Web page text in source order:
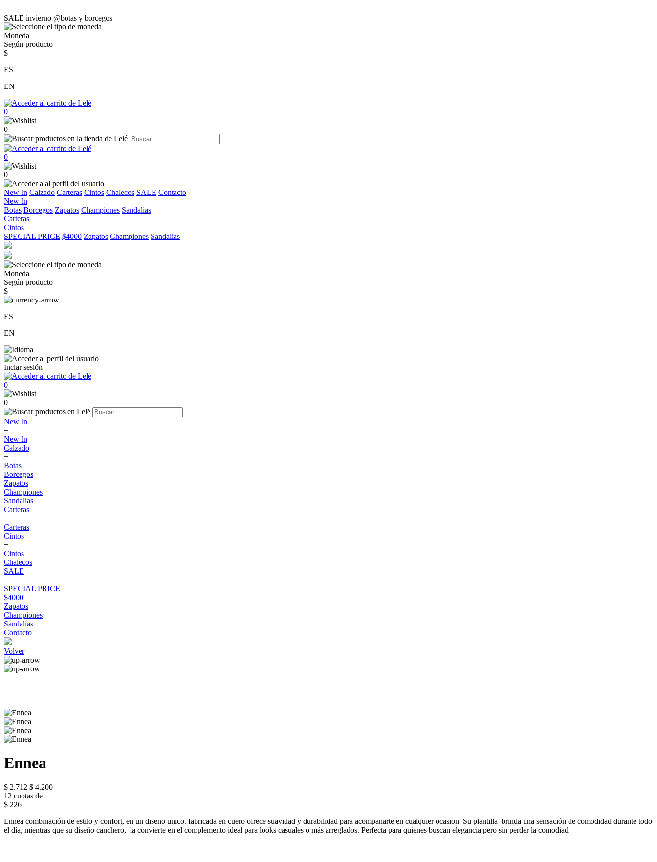
SALE invierno @botas y borcegos
Moneda
Según producto
$
ES
EN
0
0
0
0
New In Calzado Carteras Cintos Chalecos SALE Contacto
New In
Botas Borcegos Zapatos Championes Sandalias
Carteras
Cintos
SPECIAL PRICE $4000 Zapatos Championes Sandalias
Moneda
Según producto
$
ES
EN
Inciar sesión
0
0
New In
+
New In
Calzado
+
Botas
Borcegos
Zapatos
Championes
Sandalias
Carteras
+
Carteras
Cintos
+
Cintos
Chalecos
SALE
+
SPECIAL PRICE
$4000
Zapatos
Championes
Sandalias
Contacto
Volver
Ennea
$ 2.712 $ 4.200
12 cuotas de
$ 226
Ennea combinación de estilo y confort, en un diseño unico. fabricada en cuero ofrece suavidad y durabilidad para acompañarte en cualquier ocasion. Su plantilla brinda una sensación de comodidad durante todo
el día, mientras que su diseño canchero, la convierte en el complemento ideal para looks casuales o más arreglados. Perfecta para quienes buscan elegancia pero sin perder la comodiad